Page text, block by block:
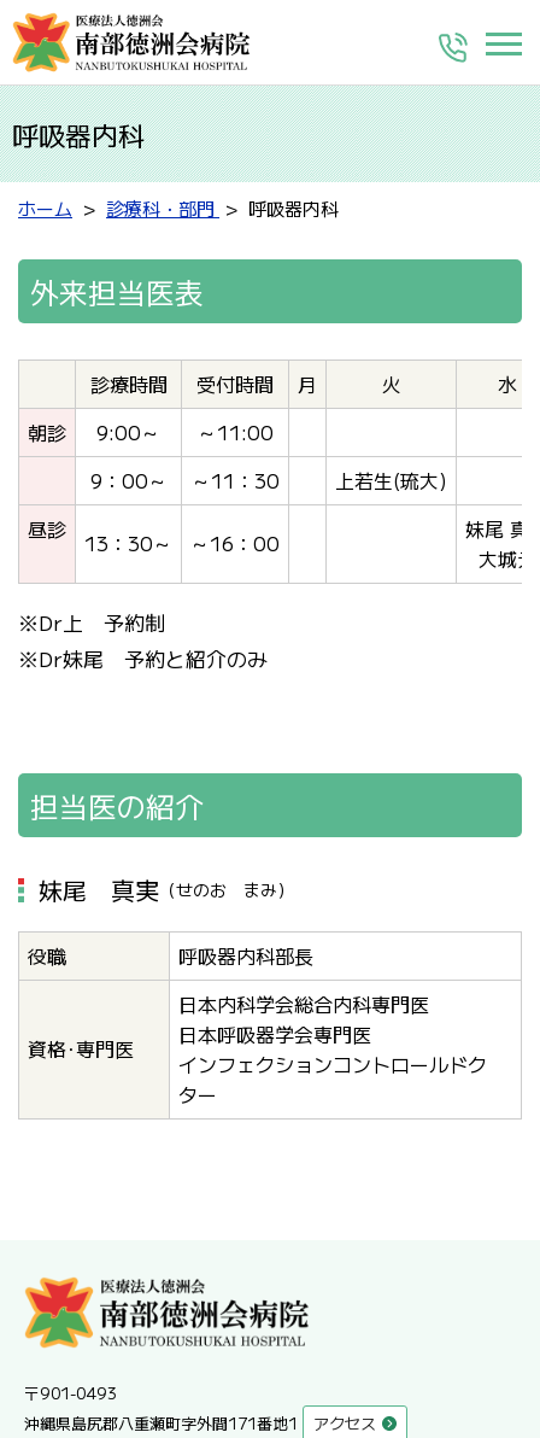
呼吸器内科
ホーム 診療科・部門 呼吸器内科
外来担当医表
診療時間 受付時間 月 火
水
朝診
9:00～
～11:00
9：00～
～11：30
上若生(琉大)
昼診
13：30～ ～16：00
妹尾 真
大城元
※Dr上 予約制
※Dr妹尾 予約と紹介のみ
担当医の紹介
妹尾 真実 （せのお まみ）
役職 呼吸器内科部長
資格･専門医
日本内科学会総合内科専門医
日本呼吸器学会専門医
インフェクションコントロールドク
ター
〒901-0493
沖縄県島尻郡八重瀬町字外間171番地1
アクセス